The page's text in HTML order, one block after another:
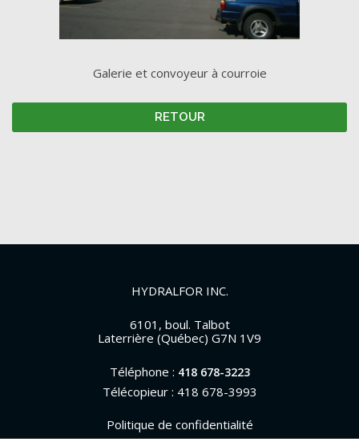
Galerie et convoyeur à courroie
RETOUR
HYDRALFOR INC.
6101, boul. Talbot
Laterrière (Québec) G7N 1V9
Téléphone : 418 678-3223
Télécopieur : 418 678-3993
Politique de confidentialité